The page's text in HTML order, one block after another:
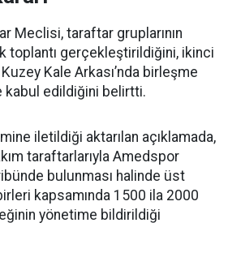
Meclisi, taraftar gruplarının
toplantı gerçekleştirildiğini, ikinci
Kuzey Kale Arkası’nda birleşme
kabul edildiğini belirtti.
iletildiği aktarılan açıklamada,
taraftarlarıyla Amedspor
bulunması halinde üst
kapsamında 1500 ila 2000
yönetime bildirildiği